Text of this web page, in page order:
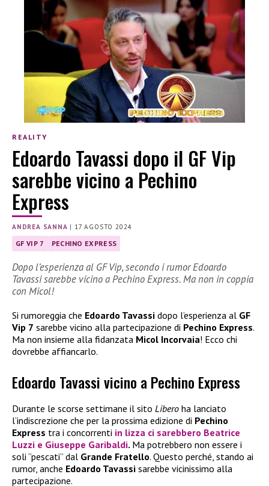
REALITY
Edoardo Tavassi dopo il GF Vip
sarebbe vicino a Pechino
Express
ANDREA SANNA | 17 AGOSTO 2024
GF VIP 7 PECHINO EXPRESS
Dopo l’esperienza al GF Vip, secondo i rumor Edoardo
Tavassi sarebbe vicino a Pechino Express. Ma non in coppia
con Micol!
Si rumoreggia che Edoardo Tavassi dopo l’esperienza al GF
Vip 7 sarebbe vicino alla partecipazione di Pechino Express.
Ma non insieme alla fidanzata Micol Incorvaia! Ecco chi
dovrebbe affiancarlo.
Edoardo Tavassi vicino a Pechino Express
Durante le scorse settimane il sito Libero ha lanciato
l’indiscrezione che per la prossima edizione di Pechino
Express tra i concorrenti in lizza ci sarebbero Beatrice
Luzzi e Giuseppe Garibaldi. Ma potrebbero non essere i
soli “pescati” dal Grande Fratello. Questo perché, stando ai
rumor, anche Edoardo Tavassi sarebbe vicinissimo alla
partecipazione.